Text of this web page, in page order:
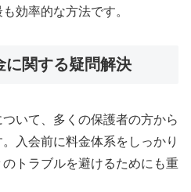
効率的な方法です。
に関する疑問解決
いて、多くの保護者の方から
入会前に料金体系をしっかり
トラブルを避けるためにも重